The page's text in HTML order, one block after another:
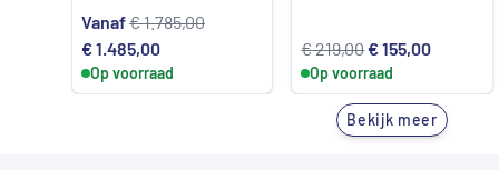
Vanaf€1.785,00
Oorspronkelijke
prijs
was:
€1.485,00Huidige
prijs
is:
Op voorraad
€219,00Oorspronkelijke
prijs
was:
€ 219,00.
€155,00Huidige
is:
€ 155,00.
Op voorraad
Bekijk meer